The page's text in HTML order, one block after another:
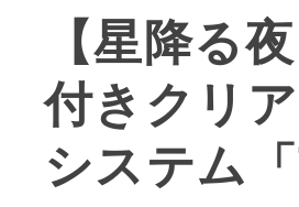
【星降る
付きクリ
システム